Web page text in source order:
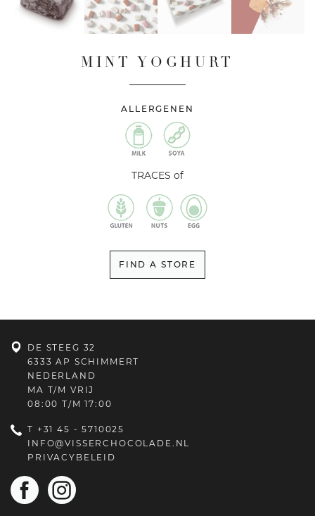
MINT YOGHURT
ALLERGENEN
TRACES of
FIND A STORE
DE STEEG 32
6333 AP SCHIMMERT
NEDERLAND
MA T/M VRIJ
08:00 T/M 17:00
T +31 45 - 5710025
INFO@VISSERCHOCOLADE.NL
PRIVACYBELEID